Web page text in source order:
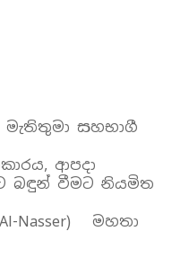
සහභාගී
ආපදා
බඳුන් වීමට නියමිත
Nasser) මහතා